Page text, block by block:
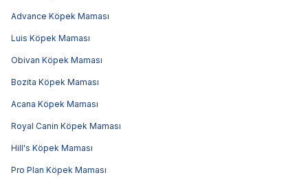
Advance Köpek Maması
Luis Köpek Maması
Obivan Köpek Maması
Bozita Köpek Maması
Acana Köpek Maması
Royal Canin Köpek Maması
Hill's Köpek Maması
Pro Plan Köpek Maması